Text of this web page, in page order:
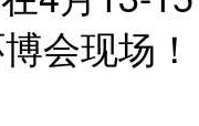
会现场！